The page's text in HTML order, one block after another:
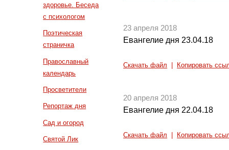
здоровье. Беседа
с психологом
Поэтическая
страничка
Православный
календарь
Просветители
Репортаж дня
Сад и огород
Святой Лик
23 апреля 2018
Евангелие дня 23.04.18
Скачать файл Копировать
20 апреля 2018
Евангелие дня 22.04.18
Скачать файл Копировать